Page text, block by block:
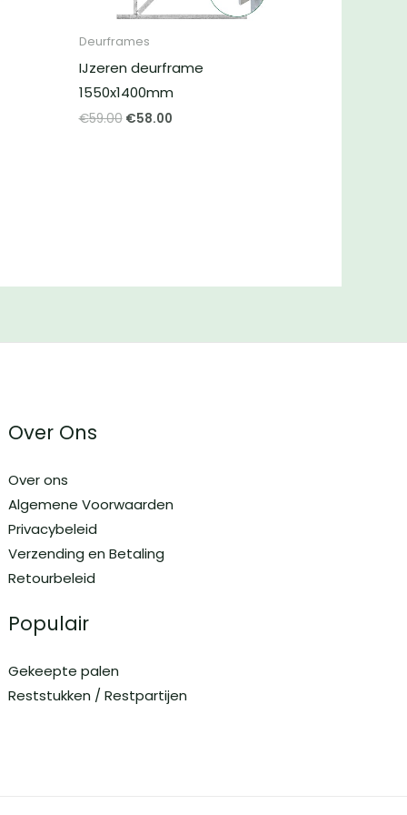
Deurframes
IJzeren deurframe
1550x1400mm
€59.00 Oorspronkelijke
€58.00Huidige
Over Ons
Over ons
Algemene Voorwaarden
Privacybeleid
Verzending en Betaling
Retourbeleid
Populair
Gekeepte palen
Reststukken / Restpartijen